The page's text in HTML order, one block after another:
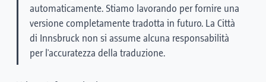
automaticamente. Stiamo lavorando per fornire una
versione completamente tradotta in futuro. La Città
di Innsbruck non si assume alcuna responsabilità
per l'accuratezza della traduzione.